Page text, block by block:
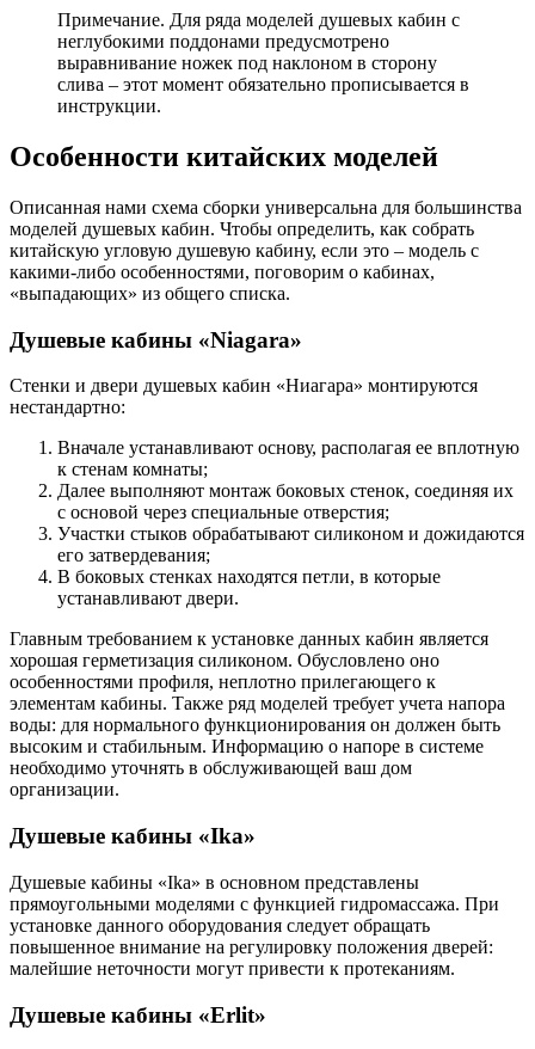
Примечание. Для ряда моделей душевых кабин с
неглубокими поддонами предусмотрено
выравнивание ножек под наклоном в сторону
слива – этот момент обязательно прописывается в
инструкции.
Особенности китайских моделей
Описанная нами схема сборки универсальна для большинства
моделей душевых кабин. Чтобы определить, как собрать
китайскую угловую душевую кабину, если это – модель с
какими-либо особенностями, поговорим о кабинах,
«выпадающих» из общего списка.
Душевые кабины «Niagara»
Стенки и двери душевых кабин «Ниагара» монтируются
нестандартно:
Вначале устанавливают основу, располагая ее вплотную
к стенам комнаты;
Далее выполняют монтаж боковых стенок, соединяя их
с основой через специальные отверстия;
Участки стыков обрабатывают силиконом и дожидаются
его затвердевания;
В боковых стенках находятся петли, в которые
устанавливают двери.
Главным требованием к установке данных кабин является
хорошая герметизация силиконом. Обусловлено оно
особенностями профиля, неплотно прилегающего к
элементам кабины. Также ряд моделей требует учета напора
воды: для нормального функционирования он должен быть
высоким и стабильным. Информацию о напоре в системе
необходимо уточнять в обслуживающей ваш дом
организации.
Душевые кабины «Ika»
Душевые кабины «Ika» в основном представлены
прямоугольными моделями с функцией гидромассажа. При
установке данного оборудования следует обращать
повышенное внимание на регулировку положения дверей:
малейшие неточности могут привести к протеканиям.
Душевые кабины «Erlit»